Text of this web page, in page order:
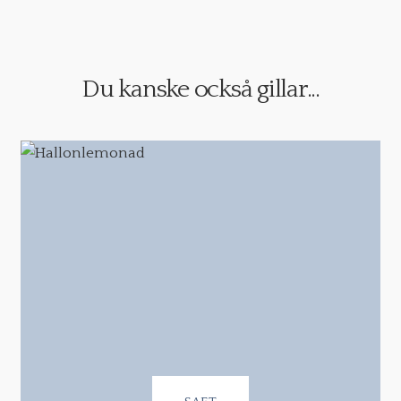
Du kanske också gillar...